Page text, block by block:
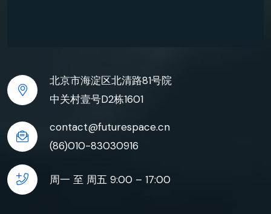
北京市海淀区北清路81号院
中关村壹号D2栋1601
contact@futurespace.cn
(86)010-83030916
周一 至 周五 9:00 – 17:00